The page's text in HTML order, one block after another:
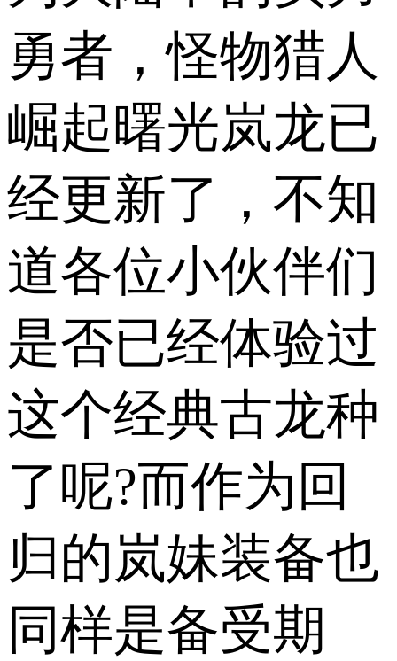
勇者，怪物猎人
崛起曙光岚龙已
经更新了，不知
道各位小伙伴们
是否已经体验过
这个经典古龙种
了呢?而作为回
归的岚妹装备也
同样是备受期